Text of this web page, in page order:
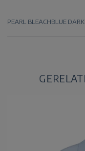
PEARL BLEACHBLUE